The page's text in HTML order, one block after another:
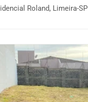
Roland, Limeira-SP